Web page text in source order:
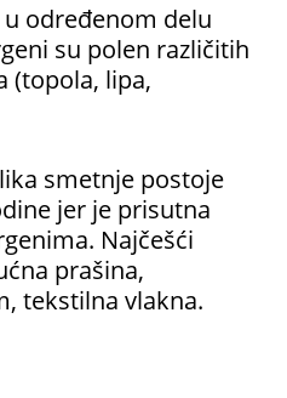
određenom delu
su polen različitih
(topola, lipa,
smetnje postoje
jer je prisutna
Najčešći
prašina,
tekstilna vlakna.